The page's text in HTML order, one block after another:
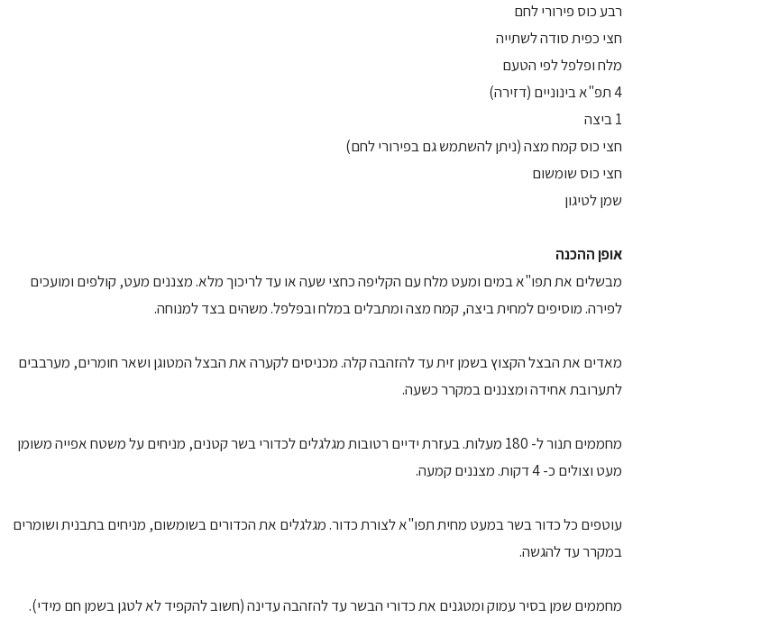
רבע כוס פירורי לחם
חצי כפית סודה לשתייה
מלח ופלפל לפי הטעם
4 תפ"א בינוניים (דזירה)
1 ביצה
חצי כוס קמח מצה (ניתן להשתמש גם בפירורי לחם)
חצי כוס שומשום
שמן לטיגון
אופן ההכנה
מבשלים את תפו"א במים ומעט מלח עם הקליפה כחצי שעה או עד לריכוך מלא. מצננים מעט, קולפים ומועכים
לפירה. מוסיפים למחית ביצה, קמח מצה ומתבלים במלח ובפלפל. משהים בצד למנוחה.
מאדים את הבצל הקצוץ בשמן זית עד להזהבה קלה. מכניסים לקערה את הבצל המטוגן ושאר חומרים, מערבבים
לתערובת אחידה ומצננים במקרר כשעה.
מחממים תנור ל- 180 מעלות. בעזרת ידיים רטובות מגלגלים לכדורי בשר קטנים, מניחים על משטח אפייה משומן
מעט וצולים כ- 4 דקות. מצננים קמעה.
עוטפים כל כדור בשר במעט מחית תפו"א לצורת כדור. מגלגלים את הכדורים בשומשום, מניחים בתבנית ושומרים
במקרר עד להגשה.
מחממים שמן בסיר עמוק ומטגנים את כדורי הבשר עד להזהבה עדינה (חשוב להקפיד לא לטגן בשמן חם מידי).